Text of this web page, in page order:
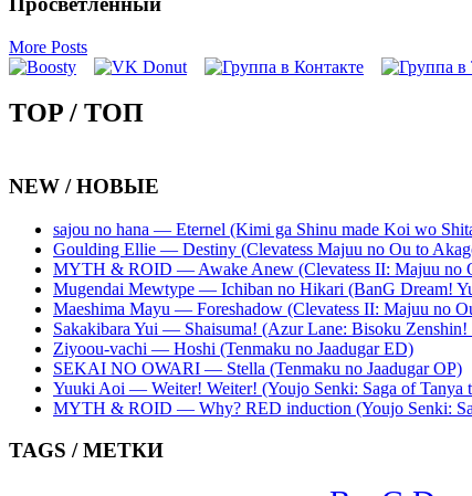
More Posts
TOP / ТОП
NEW / НОВЫЕ
sajou no hana — Eternel (Kimi ga Shinu made Koi wo
Goulding Ellie — Destiny (Clevatess Majuu no Ou to
MYTH & ROID — Awake Anew (Clevatess II: Majuu no
Mugendai Mewtype — Ichiban no Hikari (BanG Dream!
Maeshima Mayu — Foreshadow (Clevatess II: Majuu no
Sakakibara Yui — Shaisuma! (Azur Lane: Bisoku
Ziyoou-vachi — Hoshi (Tenmaku no Jaadugar ED)
SEKAI NO OWARI — Stella (Tenmaku no Jaadugar OP)
Yuuki Aoi — Weiter! Weiter! (Youjo Senki: Saga of Tanya
MYTH & ROID — Why? RED induction (Youjo Senki:
TAGS / МЕТКИ